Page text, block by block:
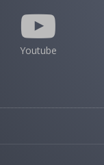
Youtube